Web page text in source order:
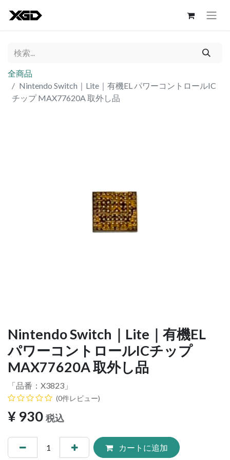
全商品
Nintendo Switch｜Lite｜有機EL パワーコントロールIC
チップ MAX77620A 取外し品
Nintendo Switch｜Lite｜有機EL
パワーコントロールICチップ
MAX77620A 取外し品
「品番： X3823 」
(0件レビュー)
¥ 930 税込
カートに追加